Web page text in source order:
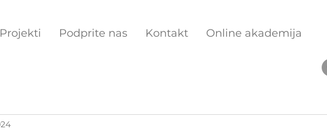
Projekti Podprite nas Kontakt Online akademija